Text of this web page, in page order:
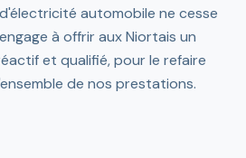
automobile ne cesse
à offrir aux Niortais un
et qualifié, pour le refaire
de nos prestations.